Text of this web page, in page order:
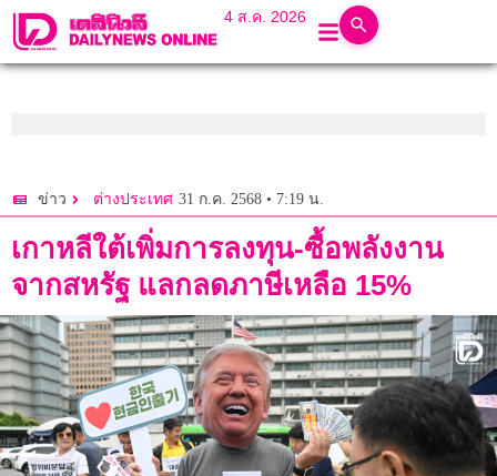
4 ส.ค. 2026
ข่าว ต่างประเทศ 31 ก.ค. 2568 • 7:19 น.
เกาหลีใต้เพิ่มการลงทุน-ซื้อพลังงาน
จากสหรัฐ แลกลดภาษีเหลือ 15%